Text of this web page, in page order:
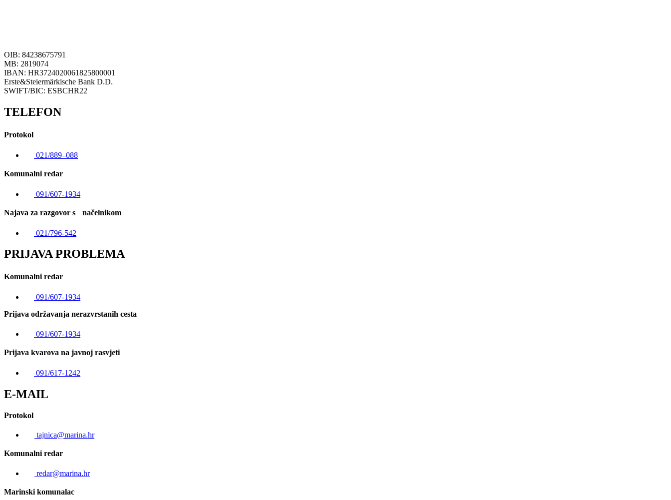
OIB: 84238675791
MB: 2819074
IBAN: HR3724020061825800001
Erste&Steiermärkische Bank D.D.
SWIFT/BIC: ESBCHR22
TELEFON
Protokol
021/889–088
Komunalni redar
091/607-1934
Najava za razgovor s načelnikom
021/796-542
PRIJAVA PROBLEMA
Komunalni redar
091/607-1934
Prijava održavanja nerazvrstanih cesta
091/607-1934
Prijava kvarova na javnoj rasvjeti
091/617-1242
E-MAIL
Protokol
tajnica@marina.hr
Komunalni redar
redar@marina.hr
Marinski komunalac